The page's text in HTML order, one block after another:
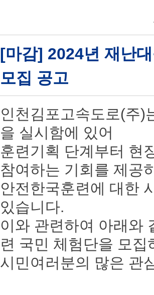
[마감] 2024년 재난
모집 공고
인천김포고속도로(주)
을 실시함에 있어
훈련기획 단계부터 현
참여하는 기회를 제공
안전한국훈련에 대한
있습니다.
이와 관련하여 아래와
련 국민 체험단을 모집
시민여러분의 많은 관